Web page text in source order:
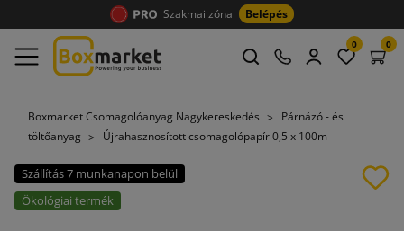
Szakmai zóna Belépés
0 0
Boxmarket Csomagolóanyag Nagykereskedés
Párnázó - és
töltőanyag
Újrahasznosított csomagolópapír 0,5 x 100m
Szállítás 7 munkanapon belül
Ökológiai termék